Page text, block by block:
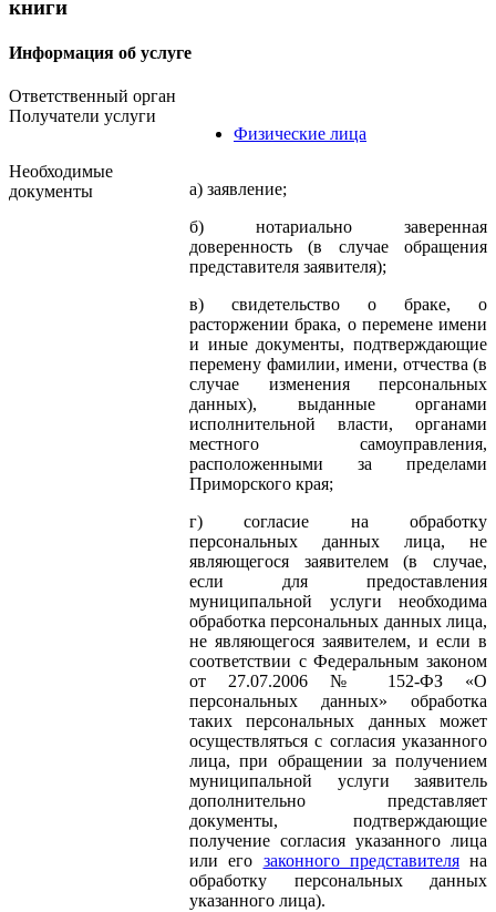
книги
Информация об услуге
Ответственный орган
Получатели услуги
Физические лица
Необходимые
документы
а) заявление;
б) нотариально заверенная
доверенность (в случае обращения
представителя заявителя);
в) свидетельство о браке, о
расторжении брака, о перемене имени
и иные документы, подтверждающие
перемену фамилии, имени, отчества (в
случае изменения персональных
данных), выданные органами
исполнительной власти, органами
местного самоуправления,
расположенными за пределами
Приморского края;
г) согласие на обработку
персональных данных лица, не
являющегося заявителем (в случае,
если для предоставления
муниципальной услуги необходима
обработка персональных данных лица,
не являющегося заявителем, и если в
соответствии с Федеральным законом
от 27.07.2006 № 152-ФЗ «О
персональных данных» обработка
таких персональных данных может
осуществляться с согласия указанного
лица, при обращении за получением
муниципальной услуги заявитель
дополнительно представляет
документы, подтверждающие
получение согласия указанного лица
или его законного представителяна
обработку персональных данных
указанного лица).